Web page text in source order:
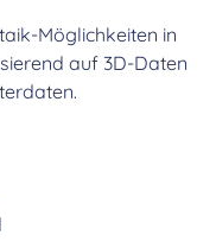
Möglichkeiten in
auf 3D-Daten